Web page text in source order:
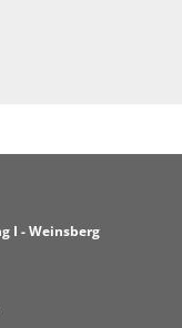
Weinsberg